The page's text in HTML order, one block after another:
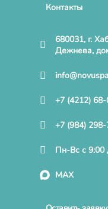
Контакты
680031, г.
Дежнева,
+7 (4212)
+7 (984)
Пн-Вс с 9:00
MAX